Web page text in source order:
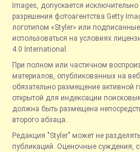
Images, допускается
разрешения фотоагентства Getty
логотипом «Styler» или
использоваться на условиях
4.0 International.
При полном или частичном
материалов, опубликованных на
обязательно размещение активной
открытой для индексации
должна быть размещена
второго абзаца.
Редакция "Styler" может не
публикаций. Оценочные суждения,